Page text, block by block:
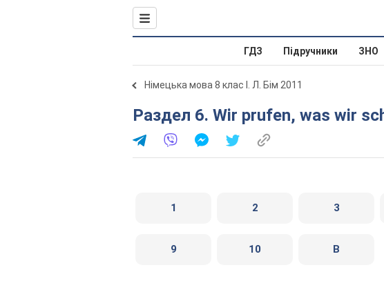
ГДЗ Підручники ЗНО
Німецька мова 8 клас І. Л. Бім 2011
Раздел 6. Wir prufen, was wir
1 2 3
9 10 B